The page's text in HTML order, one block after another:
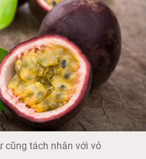
cũng tách nhân với vỏ